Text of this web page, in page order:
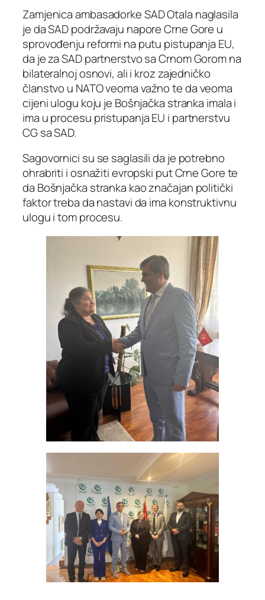
Zamjenica ambasadorke SAD Otala naglasila
je da SAD podržavaju napore Crne Gore u
sprovođenju reformi na putu pistupanja EU,
da je za SAD partnerstvo sa Crnom Gorom na
bilateralnoj osnovi, ali i kroz zajedničko
članstvo u NATO veoma važno te da veoma
cijeni ulogu koju je Bošnjačka stranka imala i
ima u procesu pristupanja EU i partnerstvu
CG sa SAD.
Sagovornici su se saglasili da je potrebno
ohrabriti i osnažiti evropski put Crne Gore te
da Bošnjačka stranka kao značajan politički
faktor treba da nastavi da ima konstruktivnu
ulogu i tom procesu.